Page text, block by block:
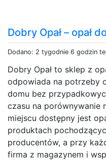
Dobry Opał – opał
Dodano: 2 tygodnie 6 godzin
Dobry Opał to sklep z
odpowiada na potrzeby
domu bez
czasu na porównywanie
miejscu dostępny jest
produktach
producentów, a przy
firma z magazynem i